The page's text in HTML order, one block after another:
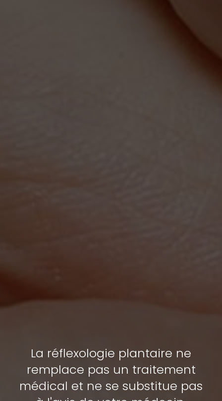
La réflexologie plantaire ne
remplace pas un traitement
médical et ne se substitue pas